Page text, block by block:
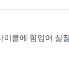
클에 힘입어 실